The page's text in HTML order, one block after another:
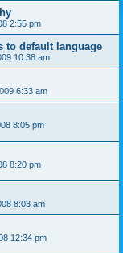
2:55 pm
to default language
10:38 am
6:33 am
8:05 pm
8:20 pm
8:03 am
12:34 pm